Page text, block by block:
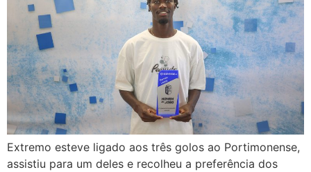
Extremo esteve ligado aos três golos ao Portimonense,
assistiu para um deles e recolheu a preferência dos